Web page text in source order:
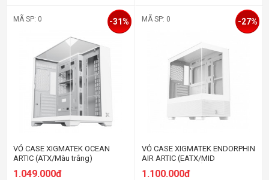
MÃ SP: 0
VỎ CASE XIGMATEK OCEAN
ARTIC (ATX/Màu trắng)
1.049.000đ
-31% MÃ SP: 0
VỎ CASE XIGMATEK ENDORPHIN
AIR ARTIC (EATX/MID
TOWER/MÀU TRẮNG)
1.100.000đ
-27%